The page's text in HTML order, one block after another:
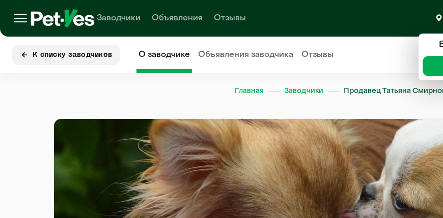
Заводчики Объявления Отзывы
К списку заводчиков О заводчике Объявлениязаводчика Отзывы
Главная Заводчики Продавец Татьяна